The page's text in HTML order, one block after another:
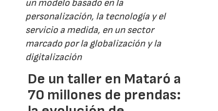
un modelo basado en la
personalización, la tecnología y el
servicio a medida, en un sector
marcado por la globalización y la
digitalización
De un taller en Mataró a
70 millones de prendas: